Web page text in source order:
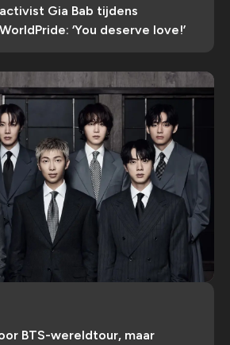
Gia Bab tijdens
‘You deserve love!’
BTS-wereldtour, maar